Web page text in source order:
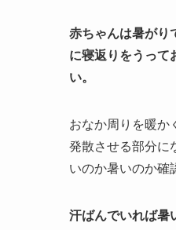
赤ちゃんは暑がり
に寝返りをうって
い。
おなか周りを暖か
発散させる部分に
いのか暑いのか確
汗ばんでいれば暑